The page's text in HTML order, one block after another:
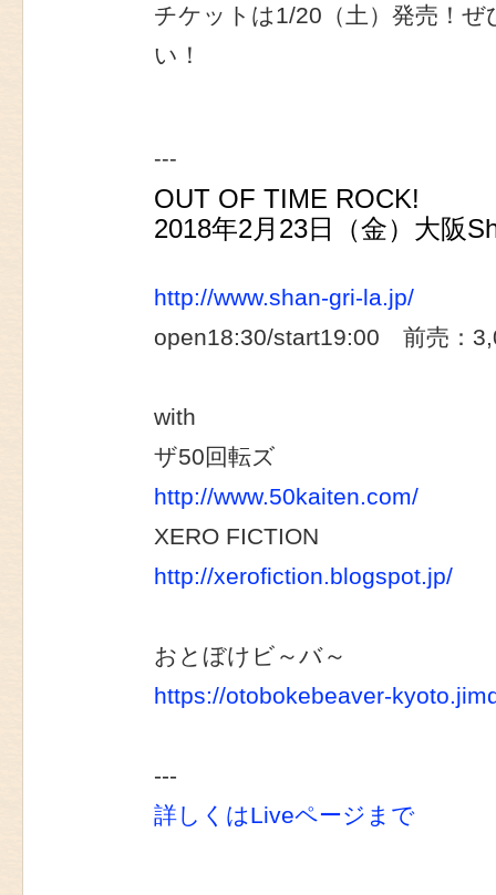
チケットは1/20（土）発売！
い！
---
OUT OF TIME ROCK!
2018年2月23日（金）大阪
http://www.shan-gri-la.jp/
open18:30/start19:00 前売：
with
ザ50回転ズ
http://www.50kaiten.com/
XERO FICTION
http://xerofiction.blogspot.jp/
おとぼけビ～バ～
https://otobokebeaver-
---
詳しくはLiveページまで